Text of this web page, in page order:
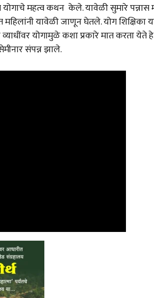
योगाचे महत्व कथन केले. यावेळी सुमारे पन्नास
यावेळी जाणून घेतले. योग शिक्षिका
व्याधींवर योगामुळे कशा प्रकारे मात करता येते
संपन्न झाले.